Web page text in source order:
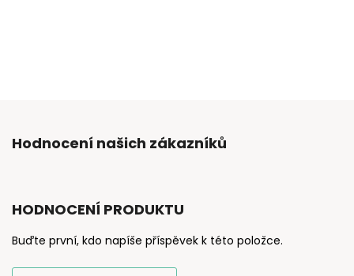
Hodnocení našich zákazníků
HODNOCENÍ PRODUKTU
Buďte první, kdo napíše příspěvek k této položce.